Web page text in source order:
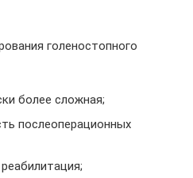
голеностопного
более сложная;
послеоперационных